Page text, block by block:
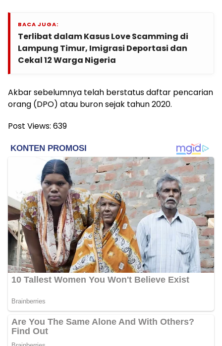
BACA JUGA:
Terlibat dalam Kasus Love Scamming di
Lampung Timur, Imigrasi Deportasi dan
Cekal 12 Warga Nigeria
Akbar sebelumnya telah berstatus daftar pencarian
orang (DPO) atau buron sejak tahun 2020.
Post Views: 639